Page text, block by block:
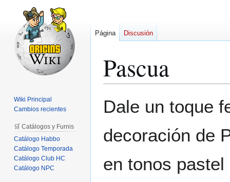
Pascua
navegación
búsqueda
Dale un toque
decoración de
en tonos
Página Discusión
Wiki Principal
Cambios recientes
🛒 Catálogos y Furnis
Catálogo Habbo
Catálogo Temporada
Catálogo Club HC
Catálogo NPC